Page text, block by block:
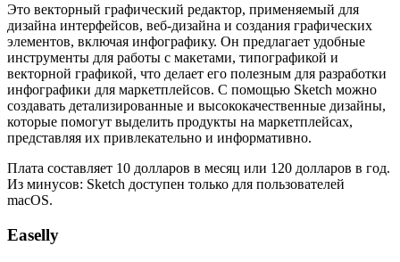
Это векторный графический редактор, применяемый для
дизайна интерфейсов, веб-дизайна и создания графических
элементов, включая инфографику. Он предлагает удобные
инструменты для работы с макетами, типографикой и
векторной графикой, что делает его полезным для разработки
инфографики для маркетплейсов. С помощью Sketch можно
создавать детализированные и высококачественные дизайны,
которые помогут выделить продукты на маркетплейсах,
представляя их привлекательно и информативно.
Плата составляет 10 долларов в месяц или 120 долларов в год.
Из минусов: Sketch доступен только для пользователей
macOS.
Easelly